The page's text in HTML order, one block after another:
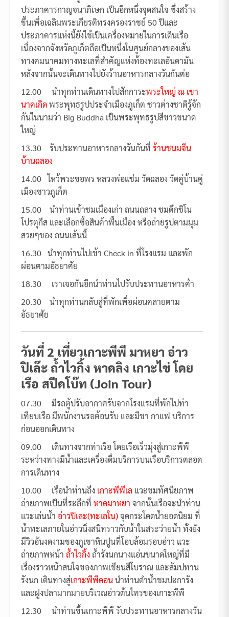
ประภาคารกาญจนาภิเษก เป็นอีกหนึ่งจุดสนใจ ซึ่งสร้าง
ขึ้นเพื่อเฉลิมพระเกียรติทรงครองราชย์ 50 ปีและ
ประภาคารแห่งนี้ยังใช้เป็นเครื่องหมายในการเดินเรือ
เนื่องจากจังหวัดภูเก็ตถือเป็นหนึ่งในศูนย์กลางของเส้น
ทางคมนาคมทางทะเลที่สำคัญแห่งท้องทะเลอันดามัน
หลังจากนั้นจะเดินทางไปยังร้านอาหารกลางวันกันต่อ
12.00 นำทุกท่านเดินทางไปสักการะพระใหญ่ ณ เขา
นาคเกิดพระพุทธรูปประจำเมืองภูเก็ต ชาวต่างชาติรู้จัก
กันในนามว่า Big Buddha เป็นพระพุทธรูปสีขาวขนาด
ใหญ่
13.30 รับประทานอาหารกลางวันกันที่ ร้านชนมจีน
บ้านฉลอง
14.00 ไหว้พระขอพร หลวงพ่อแช่ม วัดฉลอง วัดคู่บ้านคู่
เมืองชาวภูเก็ต
15.00 นำท่านเข้าชมเมืองเก่า ถนนถลาง ชมตึกชิโน
โปรตุกีส และเลือกซื้อสินค้าพื้นเมือง หรือถ่ายรูปตามมุม
สวยๆของ ถนนเส้นนี้
16.30 นำทุกท่านไปเข้า Check in ที่โรงแรม และพัก
ผ่อนตามอัธยาศัย
18.30 เราเจอกันอีกนำท่านไปรับประทานอาหารค่ำ
20.30 นำทุกท่านกลับสู่ที่พักเพื่อผ่อนคลายตาม
อัธยาศัย
วันที่ 2 เที่ยวเกาะพีพี มาหยา อ่าว
ปิเล๊ะ ถ้ำไวกิ้ง หาดลิง เกาะไข่ โดย
เรือ สปีดโบ๊ท (Join Tour)
07.30 มีรถตู้ปรับอากาศรับจากโรงแรมที่พักไปท่า
เทียบเรือ มีพนักงานรอต้อนรับ และมีชา กาแฟ บริการ
ก่อนออกเดินทาง
09.00 เดินทางจากท่าเรือ โดยเรือเร็วมุ่งสู่เกาะพีพี
ระหว่างทางมีน้ำและเครื่องดื่มบริการบนเรือบริการตลอด
การเดินทาง
10.00 เรือนำท่านถึง เกาะพีพีเล แวะชมทัศนียภาพ
ถ่ายภาพเป็นที่ระลึกที่ หาดมาหยา จากนั้นเรือจะนำท่าน
แวะเล่นน้ำ อ่าวปิเละ(ทะเลใน)จุดกระโดดน้ำยอดนิยม ที่
น้ำทะเลภายในอ่าวนิ่งสนิทราวกับน้ำในสระว่ายน้ำ ทั้งยัง
มีวิวอันงดงามของภูเขาหินปูนที่โอบล้อมรอบอ่าว แวะ
ถ่ายภาพหน้า ถ้ำไวกิ้ง ถ้ำรังนกนางแอ่นขนาดใหญ่ที่มี
เรื่องราวหน้าสนใจของภาพเขียนสีโบราณ และสัมปทาน
รังนก เดินทางสู่เกาะพีพีดอนนำท่านดำน้ำชมปะการัง
และฝูงปลามากมายบริเวณอ่าวต้นไทรของเกาะพีพี
12.30 นำท่านขึ้นเกาะพีพี รับประทานอาหารกลางวัน